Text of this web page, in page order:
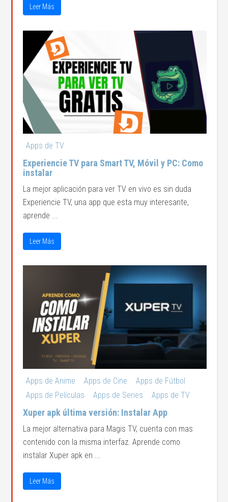
Leer Más
Apps de TV
Experiencie TV para Smart TV, Móvil y PC: Como
instalar
La mejor aplicación para ver TV en vivo es sin duda
Experiencie TV, una app que esta muy interesante,
aprende ...
Leer Más
Apps de Anime Apps de Cine
Apps de Fútbol
Apps de Películas
Apps de Series Apps de TV
Xuper apk última versión: Instalar App
La mejor alternativa para Magis TV, cuenta con mas
contenido con la misma interfaz. Aprende como
instalar Xuper apk en ...
Leer Más